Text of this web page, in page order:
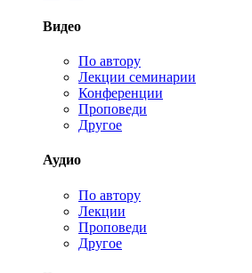
Видео
По автору
Лекции семинарии
Конференции
Проповеди
Другое
Аудио
По автору
Лекции
Проповеди
Другое